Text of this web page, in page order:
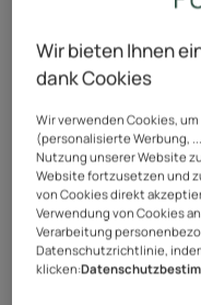
natürlichen
ewig, können aber
Haarschaft stark
oft gebleicht wird.
Semi-
Semi-permanente
Wäschen. Sie sind
Wir bieten Ihnen
dank Cookies
Wir verwenden Cookies,
(personalisierte Werbung,
Nutzung unserer Website
Website fortzusetzen und
von Cookies direkt
Verwendung von Cookies
Verarbeitung
Datenschutzrichtlinie,
klicken: